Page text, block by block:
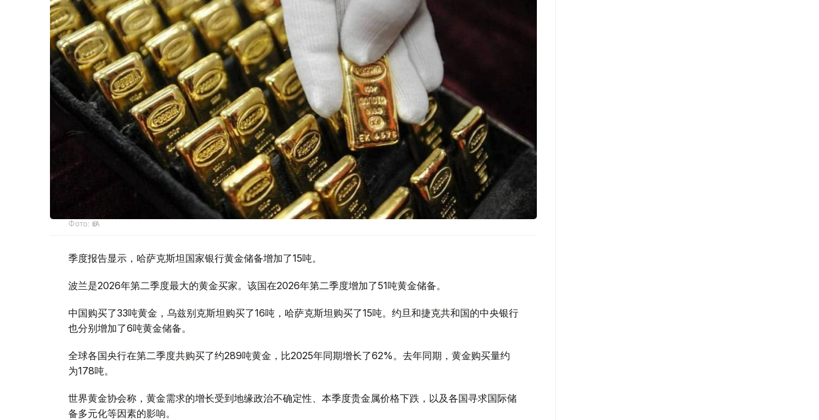
Фото: ӨзА
季度报告显示，哈萨克斯坦国家银行黄金储备增加了15吨。
波兰是2026年第二季度最大的黄金买家。该国在2026年第二季度增加了51吨黄金储备。
中国购买了33吨黄金，乌兹别克斯坦购买了16吨，哈萨克斯坦购买了15吨。约旦和捷克共和国的中央银行
也分别增加了6吨黄金储备。
全球各国央行在第二季度共购买了约289吨黄金，比2025年同期增长了62%。去年同期，黄金购买量约
为178吨。
世界黄金协会称，黄金需求的增长受到地缘政治不确定性、本季度贵金属价格下跌，以及各国寻求国际储
备多元化等因素的影响。